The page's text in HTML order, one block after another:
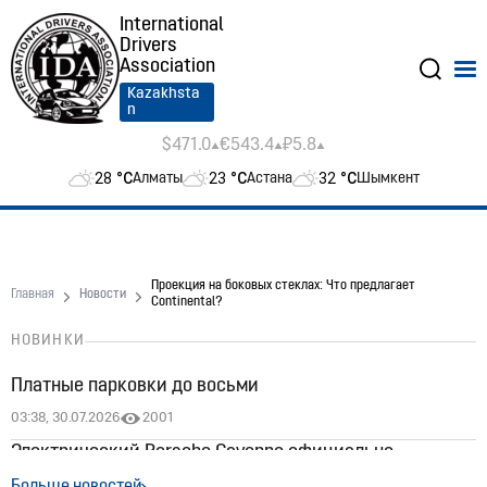
International
Drivers
Association
Kazakhsta
n
$471.0 €543.4 ₽5.8
28 °CАлматы 23 °CАстана 32 °CШымкент
Главная Новости
Проекция на боковых стеклах: Что предлагает
Continental?
НОВИНКИ
Платные парковки до восьми
03:38, 30.07.2026 2001
Электрический Porsche Cayenne официально
появился в Казахстане: цены стартуют от 60 млн